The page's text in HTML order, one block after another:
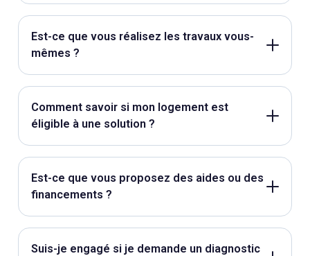
Est-ce que vous réalisez les travaux vous-
mêmes ?
Comment savoir si mon logement est
éligible à une solution ?
Est-ce que vous proposez des aides ou des
financements ?
Suis-je engagé si je demande un diagnostic